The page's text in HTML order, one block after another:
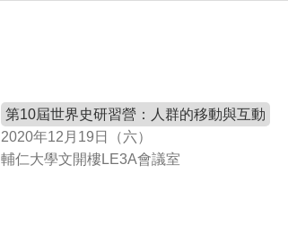
第10屆世界史研習營：人群的移動與互動
2020年12月19日（六）
輔仁大學文開樓LE3A會議室